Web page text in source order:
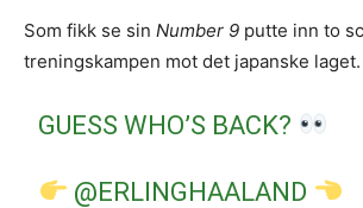
Som fikk se sin Number 9 putte inn to
treningskampen mot det japanske laget.
GUESS WHO’S BACK?
@ERLINGHAALAND